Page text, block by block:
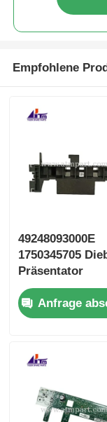
Empfohlene
49248093000E
1750345705
Präsentator
Schlagplatte
Geldautomaten
Anfrage